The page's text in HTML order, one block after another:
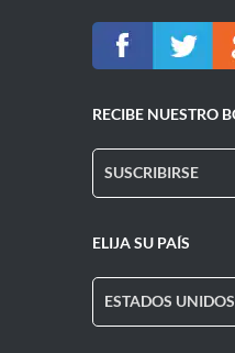
RECIBE NUESTRO
SUSCRIBIRSE
ELIJA SU PAÍS
ESTADOS UNIDOS